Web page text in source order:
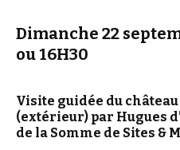
Dimanche 22
ou 16H30
Visite guidée du
(extérieur) par Hugues
de la Somme de Sites &